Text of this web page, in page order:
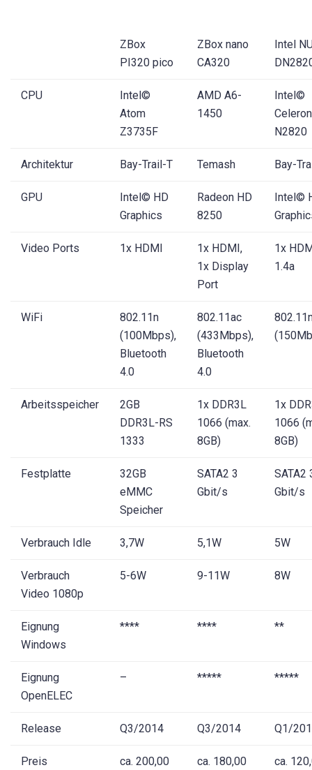
ZBox
PI320 pico
ZBox nano
CA320
Intel
CPU
Intel©
Atom
Z3735F
AMD A6-
1450
Intel©
Celeron
N2820
Architektur Bay-Trail-T Temash Bay-
GPU
Intel© HD
Graphics
Radeon HD
8250
Intel©
Video Ports 1x HDMI
1x HDMI,
1x Display
Port
1x
1.4a
WiFi
802.11n
(100Mbps),
Bluetooth
4.0
802.11ac
(433Mbps),
Bluetooth
4.0
Arbeitsspeicher
2GB
DDR3L-RS
1333
1x DDR3L
1066 (max.
8GB)
1x
1066
8GB)
Festplatte
32GB
eMMC
Speicher
SATA2 3
Gbit/s
SATA2
Gbit/s
Verbrauch Idle 3,7W 5,1W 5W
Verbrauch
Video 1080p
5-6W 9-11W 8W
Eignung
Windows
**** **** **
Eignung
OpenELEC
– ***** *****
Release Q3/2014 Q3/2014 Q1/
Preis
ca. 200,00
ca. 180,00
ca.